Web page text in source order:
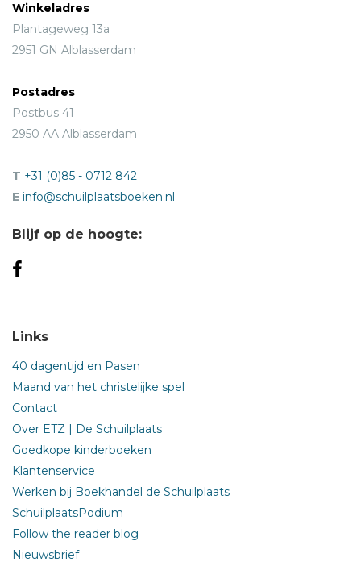
Winkeladres
Plantageweg 13a
2951 GN Alblasserdam
Postadres
Postbus 41
2950 AA Alblasserdam
T +31 (0)85 - 0712 842
E info@schuilplaatsboeken.nl
Blijf op de hoogte:
Links
40 dagentijd en Pasen
Maand van het christelijke spel
Contact
Over ETZ | De Schuilplaats
Goedkope kinderboeken
Klantenservice
Werken bij Boekhandel de Schuilplaats
SchuilplaatsPodium
Follow the reader blog
Nieuwsbrief